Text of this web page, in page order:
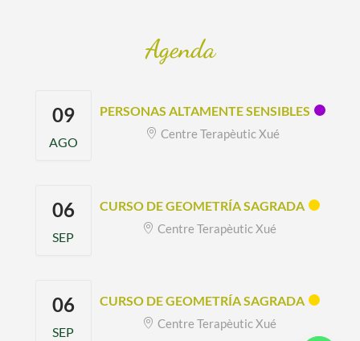
Agenda
09
AGO
PERSONAS ALTAMENTE SENSIBLES
Centre Terapèutic Xué
06
SEP
CURSO DE GEOMETRÍA SAGRADA
Centre Terapèutic Xué
06
SEP
CURSO DE GEOMETRÍA SAGRADA
Centre Terapèutic Xué